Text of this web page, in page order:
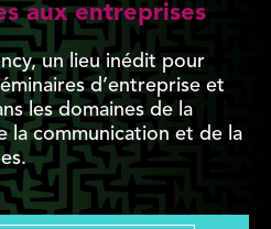
aux entreprises
un lieu inédit pour
d’entreprise et
les domaines de la
la communication et de la